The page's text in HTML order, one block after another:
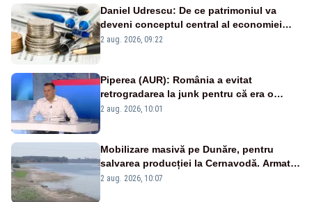
Daniel Udrescu: De ce patrimoniul va
deveni conceptul central al economiei
viitoare?
2 aug. 2026, 09:22
Piperea (AUR): România a evitat
retrogradarea la junk pentru că era o
catastrofă pentru bănci și fondurile de
2 aug. 2026, 10:01
Mobilizare masivă pe Dunăre, pentru
salvarea producției la Cernavodă. Armata
va detona o stâncă și va devia apa
2 aug. 2026, 10:07